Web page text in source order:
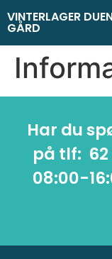
VINTERLAGER
GÅRD
Har du
på tlf: 62
08:00-